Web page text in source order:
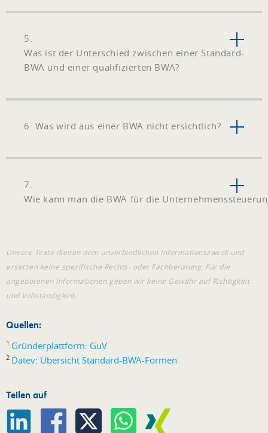
5.
Was ist der Unterschied zwischen einer Standard-
BWA und einer qualifizierten BWA?
6. Was wird aus einer BWA nicht ersichtlich?
7.
Wie kann man die BWA für die
Unsere Texte dienen dem unverbindlichen Informationszweck und
ersetzen keine spezifische Rechts- oder Fachberatung. Für die
angebotenen Informationen geben wir keine Gewähr auf Richtigkeit
und Vollständigkeit.
Quellen:
1 Gründerplattform: GuV
2 Datev: Übersicht Standard-BWA-Formen
Teilen auf